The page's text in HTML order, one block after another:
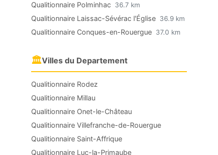
Qualitionnaire Polminhac 36.7 km
Qualitionnaire Laissac-Sévérac l'Église 36.9 km
Qualitionnaire Conques-en-Rouergue 37.0 km
🏛Villes du Departement
Qualitionnaire Rodez
Qualitionnaire Millau
Qualitionnaire Onet-le-Château
Qualitionnaire Villefranche-de-Rouergue
Qualitionnaire Saint-Affrique
Qualitionnaire Luc-la-Primaube